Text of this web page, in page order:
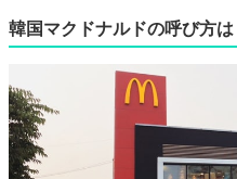
韓国マクドナルドの呼び方は